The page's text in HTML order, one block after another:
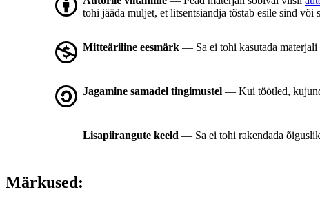
tohi jääda muljet, et litsentsiandja tõstab esile sind või
Mitteäriline eesmärk — Sa ei tohi kasutada materjali
Jagamine samadel tingimustel — Kui töötled,
Lisapiirangute keeld — Sa ei tohi rakendada
Märkused: